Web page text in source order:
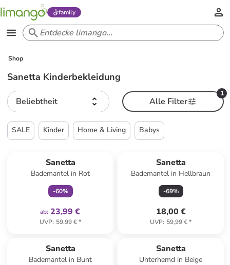
family
Shop
Sanetta Kinderbekleidung
Beliebtheit
1
Alle Filter
SALE Kinder Home & Living Babys
Sanetta
Bademantel in Rot
-60%
ab: 23,99 €
UVP: 59,99 €*
Sanetta
Bademantel in Hellbraun
-69%
18,00 €
UVP: 59,99 €*
Sanetta
Bademantel in Bunt
Sanetta
Unterhemd in Beige